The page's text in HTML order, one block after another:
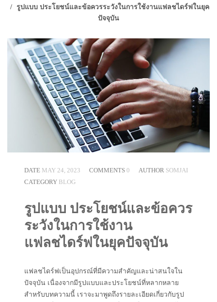
รูปแบบ ประโยชน์และข้อควรระวังในการใช้งานแฟลชไดร์ฟในยุค
ปัจจุบัน
DATE MAY 24, 2023 COMMENTS 0 AUTHOR SOMJAI
CATEGORY BLOG
รูปแบบ ประโยชน์และข้อควร
ระวังในการใช้งาน
แฟลชไดร์ฟในยุคปัจจุบัน
แฟลชไดร์ฟเป็นอุปกรณ์ที่มีความสำคัญและน่าสนใจใน
ปัจจุบัน เนื่องจากมีรูปแบบและประโยชน์ที่หลากหลาย
สำหรับบทความนี้ เราจะมาพูดถึงรายละเอียดเกี่ยวกับรูป